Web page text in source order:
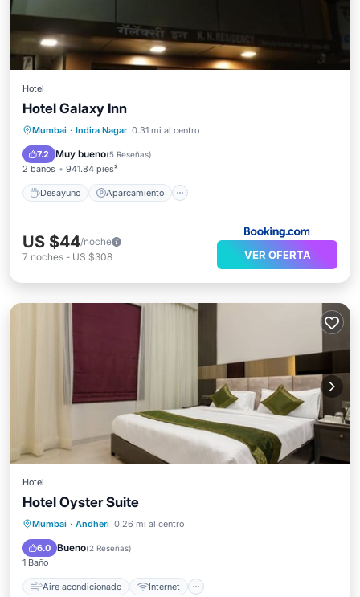
Hotel
Hotel Galaxy Inn
Mumbai · Indira Nagar 0.31 mi al centro
7.2 Muy bueno(5 Reseñas)
2 baños 941.84 pies²
Desayuno Aparcamiento
Desayuno
Aparcamiento
Balcón/Terraza
US $44/noche
7 noches - US $308 VER OFERTA
Hotel
Hotel Oyster Suite
Mumbai · Andheri 0.26 mi al centro
6.0 Bueno(2 Reseñas)
1 Baño
Aire acondicionado Internet
Aire acondicionado
Apto para niños